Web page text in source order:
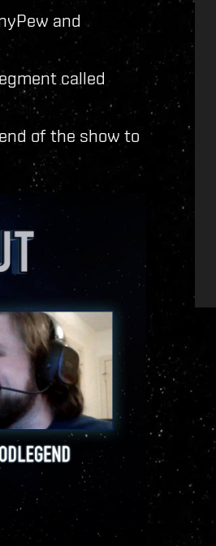
and
called
of the show to